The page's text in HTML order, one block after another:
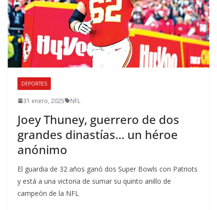
DEPORTES
31 enero, 2025 NFL
Joey Thuney, guerrero de dos
grandes dinastías… un héroe
anónimo
El guardia de 32 años ganó dos Super Bowls con Patriots
y está a una victoria de sumar su quinto anillo de
campeón de la NFL